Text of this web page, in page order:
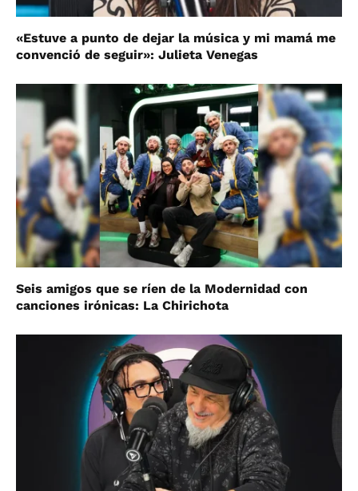
«Estuve a punto de dejar la música y mi mamá me
convenció de seguir»: Julieta Venegas
Seis amigos que se ríen de la Modernidad con
canciones irónicas: La Chirichota